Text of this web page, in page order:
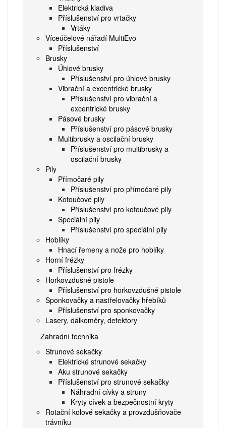
Elektrická kladiva
Příslušenství pro vrtačky
Vrtáky
Víceúčelové nářadí MultiEvo
Příslušenství
Brusky
Úhlové brusky
Příslušenství pro úhlové brusky
Vibrační a excentrické brusky
Příslušenství pro vibrační a
excentrické brusky
Pásové brusky
Příslušenství pro pásové brusky
Multibrusky a oscilační brusky
Příslušenství pro multibrusky a
oscilační brusky
Pily
Přímočaré pily
Příslušenství pro přímočaré pily
Kotoučové pily
Příslušenství pro kotoučové pily
Speciální pily
Příslušenství pro speciální pily
Hoblíky
Hnací řemeny a nože pro hoblíky
Horní frézky
Příslušenství pro frézky
Horkovzdušné pistole
Příslušenství pro horkovzdušné pistole
Sponkovačky a nastřelovačky hřebíků
Příslušenství pro sponkovačky
Lasery, dálkoměry, detektory
Zahradní technika
Strunové sekačky
Elektrické strunové sekačky
Aku strunové sekačky
Příslušenství pro strunové sekačky
Náhradní cívky a struny
Kryty cívek a bezpečnostní kryty
Rotační kolové sekačky a provzdušňovače
trávníku